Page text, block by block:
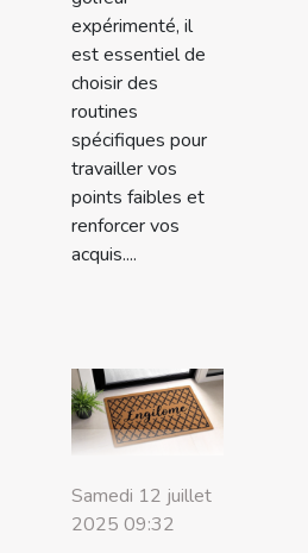
expérimenté, il
est essentiel de
choisir des
routines
spécifiques pour
travailler vos
points faibles et
renforcer vos
acquis....
Samedi 12 juillet
2025 09:32